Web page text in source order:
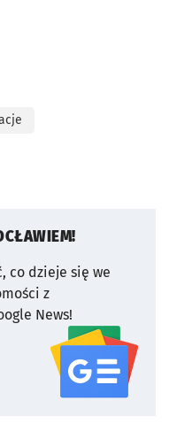
co dzieje się we
z
News!
serwisu